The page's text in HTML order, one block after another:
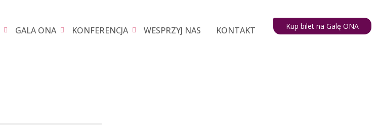
GALA ONA KONFERENCJA WESPRZYJ NAS KONTAKT Kup bilet na Galę ONA